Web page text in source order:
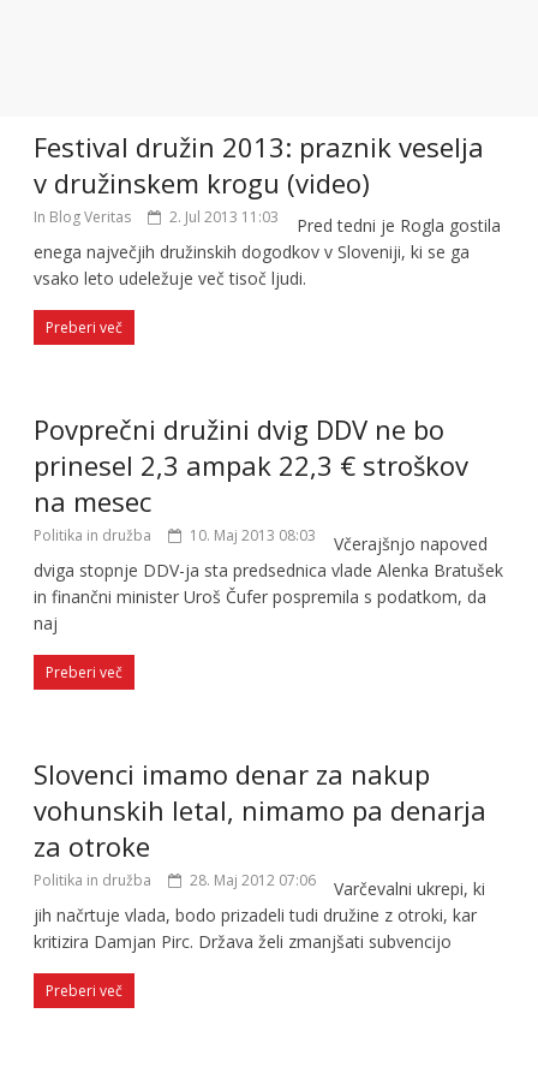
Festival družin 2013: praznik veselja
v družinskem krogu (video)
In Blog Veritas 2. Jul 2013 11:03
Pred tedni je Rogla gostila
enega največjih družinskih dogodkov v Sloveniji, ki se ga
vsako leto udeležuje več tisoč ljudi.
Preberi več
Povprečni družini dvig DDV ne bo
prinesel 2,3 ampak 22,3 € stroškov
na mesec
Politika in družba 10. Maj 2013 08:03
Včerajšnjo napoved
dviga stopnje DDV-ja sta predsednica vlade Alenka Bratušek
in finančni minister Uroš Čufer pospremila s podatkom, da
naj
Preberi več
Slovenci imamo denar za nakup
vohunskih letal, nimamo pa denarja
za otroke
Politika in družba 28. Maj 2012 07:06
Varčevalni ukrepi, ki
jih načrtuje vlada, bodo prizadeli tudi družine z otroki, kar
kritizira Damjan Pirc. Država želi zmanjšati subvencijo
Preberi več